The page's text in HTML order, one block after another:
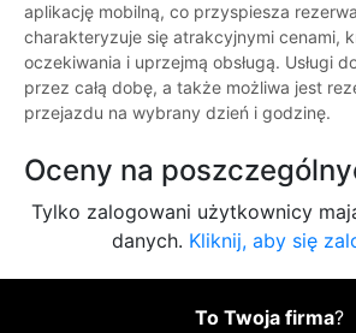
aplikację mobilną, co przyspiesza
charakteryzuje się atrakcyjnymi cenami,
oczekiwania i uprzejmą obsługą. Usługi
przez całą dobę, a także możliwa jest
przejazdu na wybrany dzień i godzinę.
Oceny na
Tylko zalogowani użytkownicy
danych. Kliknij, aby się
To Twoja firma?